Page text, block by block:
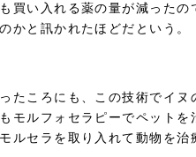
買い入れる薬の量が減ったの
かと訊かれたほどだという。
たころにも、この技術でイヌ
モルフォセラピーでペットを
ルセラを取り入れて動物を